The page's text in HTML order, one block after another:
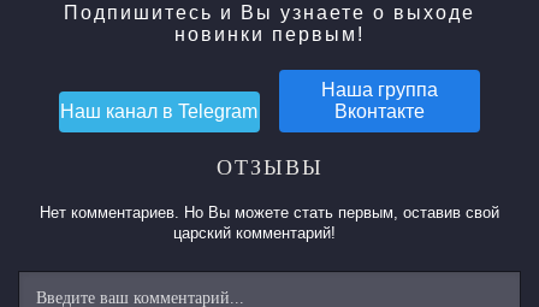
Подпишитесь и Вы узнаете о выходе
новинки первым!
Наш канал вTelegram
Наша группа
Вконтакте
ОТЗЫВЫ
Нет комментариев. Но Вы можете стать первым, оставив свой
царский комментарий!